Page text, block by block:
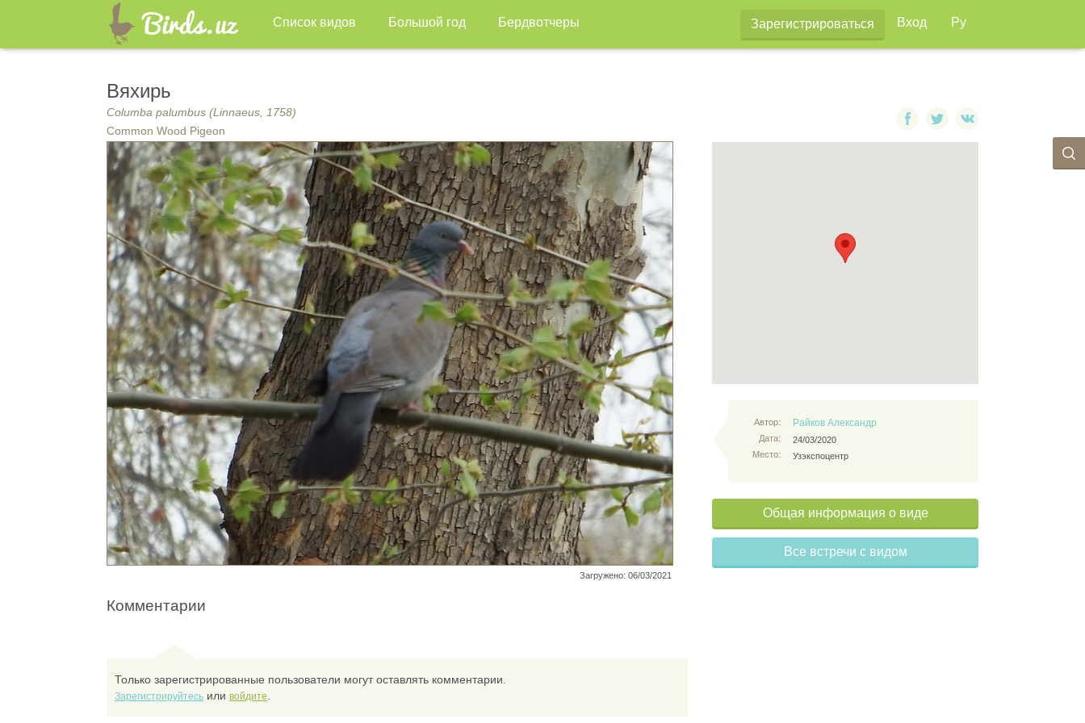
Список видов Большой год Бердвотчеры Зарегистрироваться Вход Ру
Вяхирь
Columba palumbus (Linnaeus, 1758)
Common Wood Pigeon
Загружено: 06/03/2021
Автор:
Дата:
Место:
Райков Александр
24/03/2020
Узэкспоцентр
Общая информация о виде
Все встречи с видом
Комментарии
Только зарегистрированные пользователи могут оставлять комментарии.
Зарегистрируйтесь или войдите